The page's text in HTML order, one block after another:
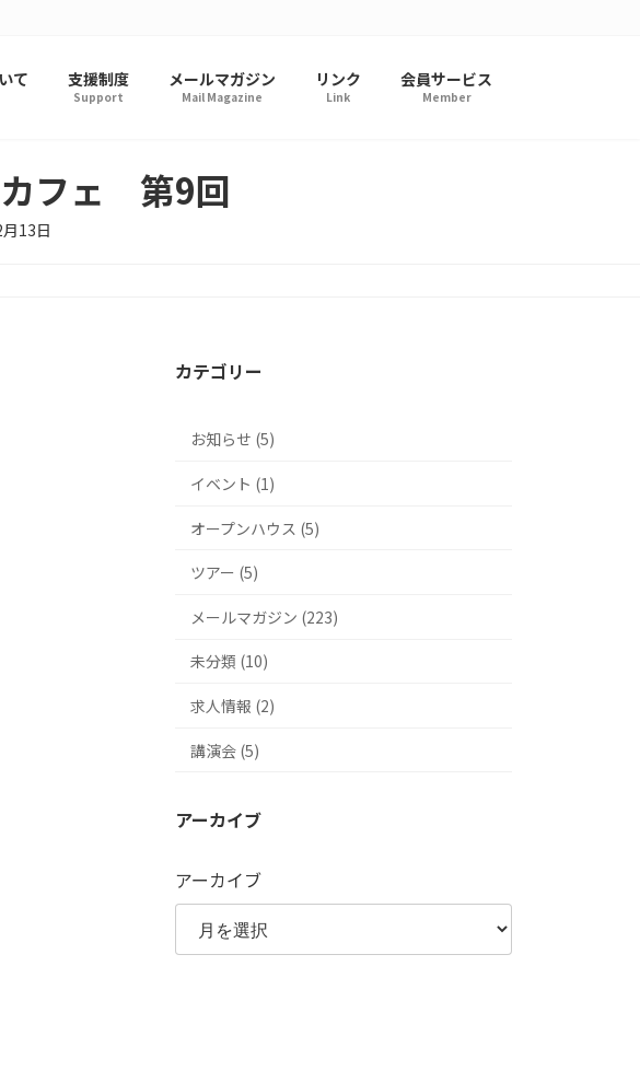
て 支援制度
Support
メールマガジン
Mail Magazine
リンク
Link
会員サービス
Member
カフェ 第9回
13日
カテゴリー
お知らせ (5)
イベント (1)
オープンハウス (5)
ツアー (5)
メールマガジン (223)
未分類 (10)
求人情報 (2)
講演会 (5)
アーカイブ
アーカイブ